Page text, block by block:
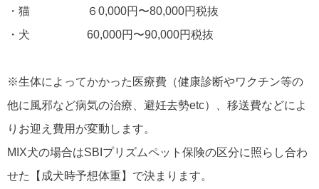
・猫 ６0,000円〜80,000円税抜
・犬 60,000円〜90,000円税抜
※生体によってかかった医療費（健康診断やワクチン等の
他に風邪など病気の治療、避妊去勢etc）、移送費などによ
りお迎え費用が変動します。
MIX犬の場合はSBIプリズムペット保険の区分に照らし合わ
せた【成犬時予想体重】で決まります。